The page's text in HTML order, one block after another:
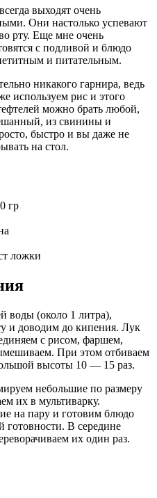
выходят очень
Они настолько успевают
рту. Еще мне очень
с подливой и блюдо
и питательным.
никакого гарнира, ведь
используем рис и этого
можно брать любой,
из свинины и
быстро и вы даже не
на стол.
гр
ложки
воды (около 1 литра),
и доводим до кипения. Лук
с рисом, фаршем,
При этом отбиваем
высоты 10 — 15 раз.
небольшие по размеру
их в мультиварку.
на пару и готовим блюдо
В середине
их один раз.